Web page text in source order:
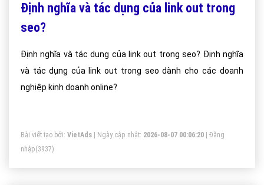
Định nghĩa và tác dụng của link out trong
seo?
Định nghĩa và tác dụng của link out trong seo? Định nghĩa
và tác dụng của link out trong seo dành cho các doanh
nghiệp kinh doanh online?
Bài viết tạo bởi: VietAds | Ngày cập nhật: 2026-08-07 00:06:20
Đăng
nhập(3937)